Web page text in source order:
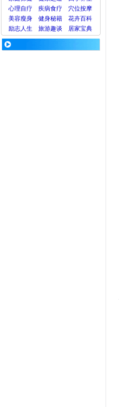
心理自疗 疾病食疗 穴位按摩
美容瘦身 健身秘籍 花卉百科
励志人生
旅游趣谈 居家宝典